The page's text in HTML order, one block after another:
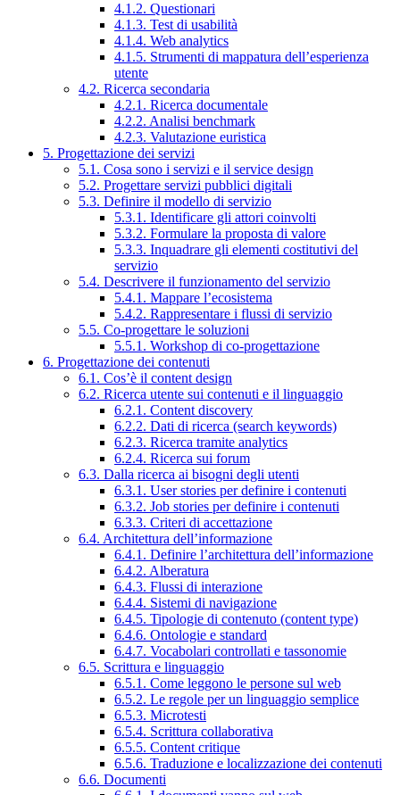
4.1.2. Questionari
4.1.3. Test di usabilità
4.1.4. Web analytics
4.1.5. Strumenti di mappatura dell’esperienza
utente
4.2. Ricerca secondaria
4.2.1. Ricerca documentale
4.2.2. Analisi benchmark
4.2.3. Valutazione euristica
5. Progettazione dei servizi
5.1. Cosa sono i servizi e il service design
5.2. Progettare servizi pubblici digitali
5.3. Definire il modello di servizio
5.3.1. Identificare gli attori coinvolti
5.3.2. Formulare la proposta di valore
5.3.3. Inquadrare gli elementi costitutivi del
servizio
5.4. Descrivere il funzionamento del servizio
5.4.1. Mappare l’ecosistema
5.4.2. Rappresentare i flussi di servizio
5.5. Co-progettare le soluzioni
5.5.1. Workshop di co-progettazione
6. Progettazione dei contenuti
6.1. Cos’è il content design
6.2. Ricerca utente sui contenuti e il linguaggio
6.2.1. Content discovery
6.2.2. Dati di ricerca (search keywords)
6.2.3. Ricerca tramite analytics
6.2.4. Ricerca sui forum
6.3. Dalla ricerca ai bisogni degli utenti
6.3.1. User stories per definire i contenuti
6.3.2. Job stories per definire i contenuti
6.3.3. Criteri di accettazione
6.4. Architettura dell’informazione
6.4.1. Definire l’architettura dell’informazione
6.4.2. Alberatura
6.4.3. Flussi di interazione
6.4.4. Sistemi di navigazione
6.4.5. Tipologie di contenuto (content type)
6.4.6. Ontologie e standard
6.4.7. Vocabolari controllati e tassonomie
6.5. Scrittura e linguaggio
6.5.1. Come leggono le persone sul web
6.5.2. Le regole per un linguaggio semplice
6.5.3. Microtesti
6.5.4. Scrittura collaborativa
6.5.5. Content critique
6.5.6. Traduzione e localizzazione dei contenuti
6.6. Documenti